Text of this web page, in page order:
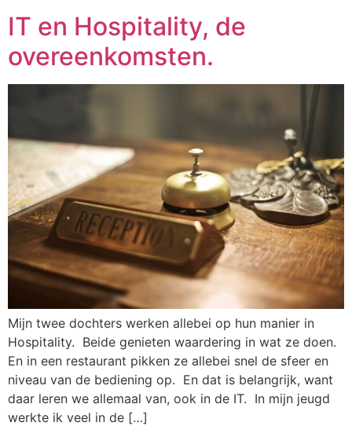
IT en Hospitality, de
overeenkomsten.
Mijn twee dochters werken allebei op hun manier in
Hospitality. Beide genieten waardering in wat ze doen.
En in een restaurant pikken ze allebei snel de sfeer en
niveau van de bediening op. En dat is belangrijk, want
daar leren we allemaal van, ook in de IT. In mijn jeugd
werkte ik veel in de […]